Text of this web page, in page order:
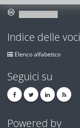
Indice delle voci
Elenco alfabetico
Seguici su
Powered by